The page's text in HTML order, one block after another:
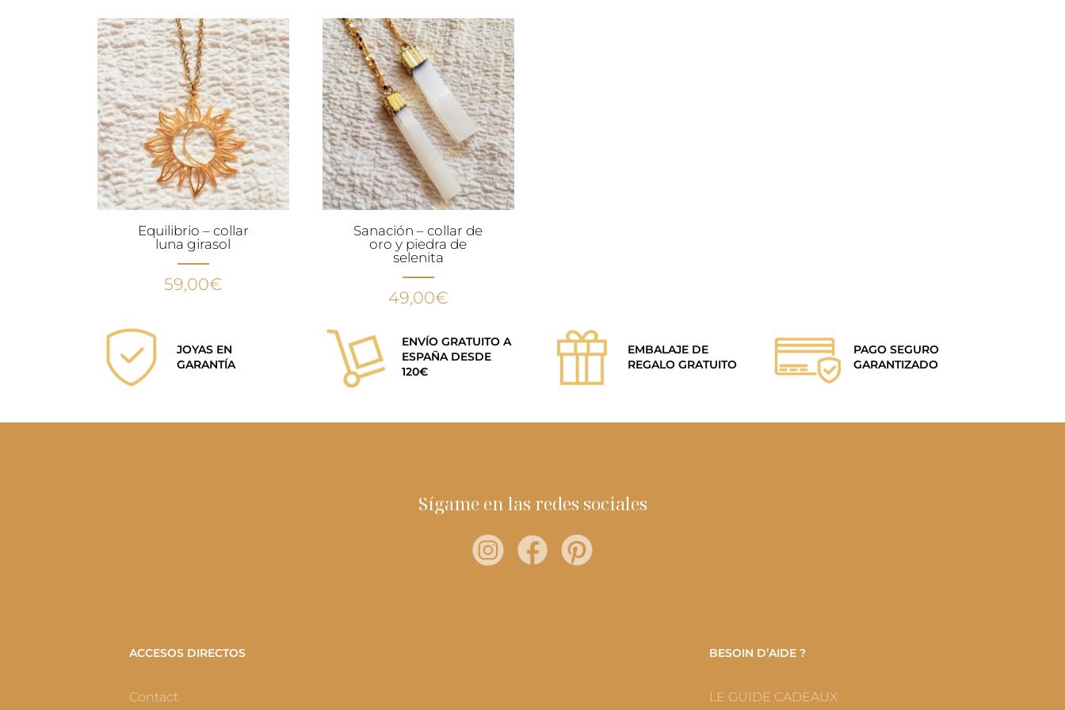
Equilibrio – collar
luna girasol
59,00€
Sanación – collar de
oro y piedra de
selenita
49,00€
JOYAS EN
GARANTÍA
ENVÍO GRATUITO A
ESPAÑA DESDE
120€
EMBALAJE DE
REGALO GRATUITO
PAGO SEGURO
GARANTIZADO
Sígame en las redes sociales
ACCESOS DIRECTOS
Contact
BESOIN D’AIDE ?
LE GUIDE CADEAUX